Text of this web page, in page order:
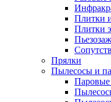
Плитки
Плитки
Прялки
Пылесосы и